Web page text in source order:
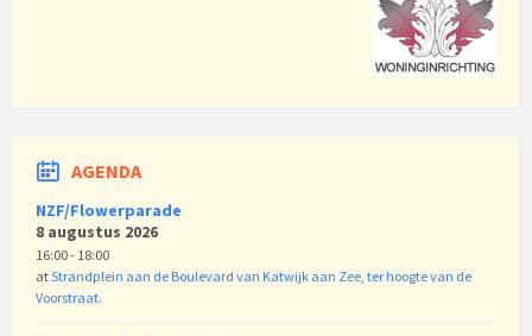
AGENDA
NZF/Flowerparade
8 augustus 2026
16:00 - 18:00
atStrandplein aan de Boulevard van Katwijk aan Zee, ter hoogte van de
Voorstraat.